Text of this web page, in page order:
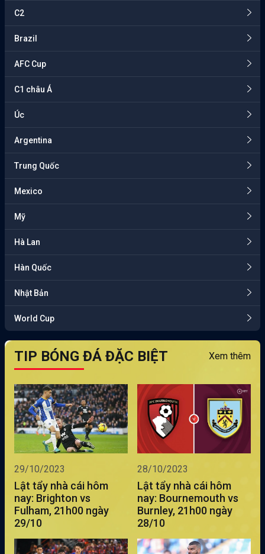
C2
Brazil
AFC Cup
C1 châu Á
Úc
Argentina
Trung Quốc
Mexico
Mỹ
Hà Lan
Hàn Quốc
Nhật Bản
World Cup
TIP BÓNG ĐÁ ĐẶC BIỆT Xem thêm
29/10/2023
Lật tẩy nhà cái hôm
nay: Brighton vs
Fulham, 21h00 ngày
29/10
28/10/2023
Lật tẩy nhà cái hôm
nay: Bournemouth vs
Burnley, 21h00 ngày
28/10